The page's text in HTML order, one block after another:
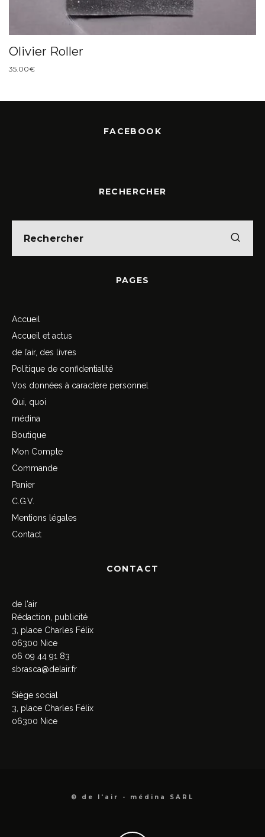
Olivier Roller
35.00€
FACEBOOK
RECHERCHER
PAGES
Accueil
Accueil et actus
de l’air, des livres
Politique de confidentialité
Vos données à caractère personnel
Qui, quoi
médina
Boutique
Mon Compte
Commande
Panier
C.G.V.
Mentions légales
Contact
CONTACT
de l'air
Rédaction, publicité
3, place Charles Félix
06300 Nice
06 09 44 91 83
sbrasca@delair.fr
Siège social
3, place Charles Félix
06300 Nice
© de l'air - médina SARL